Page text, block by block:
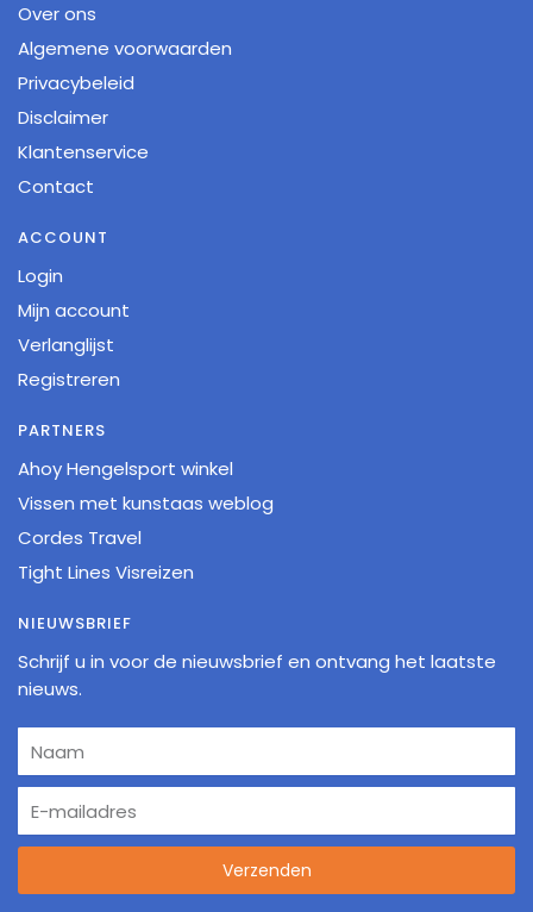
Over ons
Algemene voorwaarden
Privacybeleid
Disclaimer
Klantenservice
Contact
ACCOUNT
Login
Mijn account
Verlanglijst
Registreren
PARTNERS
Ahoy Hengelsport winkel
Vissen met kunstaas weblog
Cordes Travel
Tight Lines Visreizen
NIEUWSBRIEF
Schrijf u in voor de nieuwsbrief en ontvang het laatste
nieuws.
Verzenden